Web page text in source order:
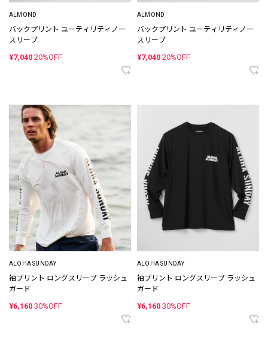
ALMOND
バックプリント ユーティリティノー
スリーブ
¥7,040 20%OFF
ALMOND
バックプリント ユーティリティノー
スリーブ
¥7,040 20%OFF
ALOHA SUNDAY
袖プリント ロングスリーブ ラッシュ
ガード
¥6,160 30%OFF
ALOHA SUNDAY
袖プリント ロングスリーブ ラッシュ
ガード
¥6,160 30%OFF